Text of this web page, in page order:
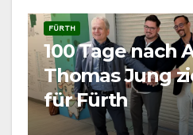
FÜRTH
100 Tage nach
Thomas Jung
für Fürth